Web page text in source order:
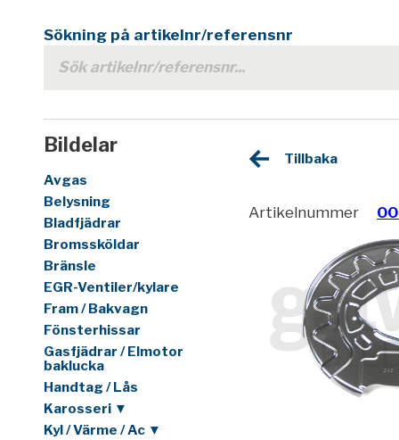
Sökning på artikelnr/referensnr
Bildelar
Avgas
Belysning
Bladfjädrar
Bromssköldar
Bränsle
EGR-Ventiler/kylare
Fram / Bakvagn
Fönsterhissar
Gasfjädrar / Elmotor
baklucka
Handtag / Lås
Karosseri ▼
Kyl / Värme / Ac ▼
Tillbaka
Artikelnummer